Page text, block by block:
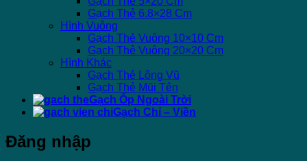
Gạch Thẻ 6.8×28 Cm
Hình Vuông
Gạch Thẻ Vuông 10×10 Cm
Gạch Thẻ Vuông 20×20 Cm
Hình Khác
Gạch Thẻ Lông Vũ
Gạch Thẻ Mũi Tên
Gạch Ốp Ngoài Trời
Gạch Chỉ – Viền
Đăng nhập